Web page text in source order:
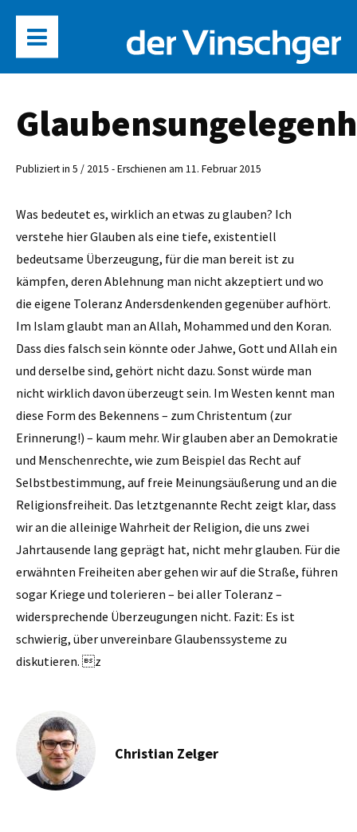
Publiziert in 5 / 2015 - Erschienen am 11. Februar 2015
Was bedeutet es, wirklich an etwas zu glauben? Ich
verstehe hier Glauben als eine tiefe, existentiell
bedeutsame Überzeugung, für die man bereit ist zu
kämpfen, deren Ablehnung man nicht akzeptiert und wo
die eigene Toleranz Andersdenkenden gegenüber aufhört.
Im Islam glaubt man an Allah, Mohammed und den Koran.
Dass dies falsch sein könnte oder Jahwe, Gott und Allah ein
und derselbe sind, gehört nicht dazu. Sonst würde man
nicht wirklich davon überzeugt sein. Im Westen kennt man
diese Form des Bekennens – zum Christentum (zur
Erinnerung!) – kaum mehr. Wir glauben aber an Demokratie
und Menschenrechte, wie zum Beispiel das Recht auf
Selbstbestimmung, auf freie Meinungsäußerung und an die
Religionsfreiheit. Das letztgenannte Recht zeigt klar, dass
wir an die alleinige Wahrheit der Religion, die uns zwei
Jahrtausende lang geprägt hat, nicht mehr glauben. Für die
erwähnten Freiheiten aber gehen wir auf die Straße, führen
sogar Kriege und tolerieren – bei aller Toleranz –
widersprechende Überzeugungen nicht. Fazit: Es ist
schwierig, über unverein­bare Glaubenssysteme zu
diskutieren. z
Christian Zelger